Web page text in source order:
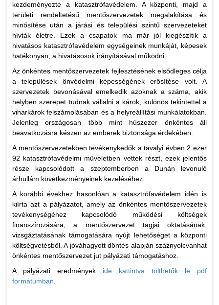
kezdeményezte a katasztrófavédelem. A központi, majd a
területi rendeltetésű mentőszervezetek megalakítása és
minősítése után a járási és települési szintű szervezeteket
hívták életre. Ezek a csapatok ma már jól kiegészítik a
hivatásos katasztrófavédelem egységeinek munkáját, képesek
hatékonyan, a hivatásosok irányításával működni.
Az önkéntes mentőszervezetek fejlesztésének elsődleges célja
a települések önvédelmi képességének erősítése volt. A
szervezetek bevonásával emelkedik azoknak a száma, akik
helyben szerepet tudnak vállalni a károk, különös tekintettel a
viharkárok felszámolásában és a helyreállítási munkálatokban.
Jelenleg országosan több mint húszezer önkéntes áll
beavatkozásra készen az emberek biztonsága érdekében.
A mentőszervezetekben tevékenykedők a tavalyi évben 2 ezer
92 katasztrófavédelmi műveletben vettek részt, ezek jelentős
része kapcsolódott a szeptemberben a Dunán levonuló
árhullám következményeinek kezeléséhez.
A korábbi évekhez hasonlóan a katasztrófavédelem idén is
kiírta azt a pályázatot, amely az önkéntes mentőszervezetek
tevékenységéhez kapcsolódó működési költségek
finanszírozására, a mentőszervezet tagjai oktatásának,
vizsgáztatásának támogatására nyújt lehetőséget a központi
költségvetésből. A jóváhagyott döntés alapján száznyolcvanhat
önkéntes mentőszervezet jut pályázati támogatáshoz.
A pályázati eredmények ide kattintva tölthetők le pdf
formátumban.